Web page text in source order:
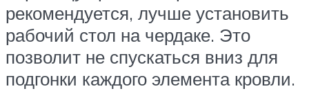
рекомендуется, лучше установить
рабочий стол на чердаке. Это
позволит не спускаться вниз для
подгонки каждого элемента кровли.